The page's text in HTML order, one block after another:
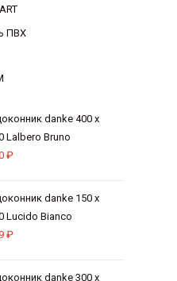
ПВХ
danke 400 х
Lalbero Bruno
₽
danke 150 х
Lucido Bianco
₽
danke 300 х